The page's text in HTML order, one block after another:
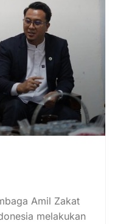
Amil Zakat
melakukan